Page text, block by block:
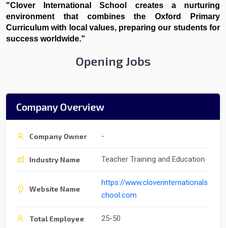
"Clover International School creates a nurturing
environment that combines the Oxford Primary
Curriculum with local values, preparing our students for
success worldwide."
Opening Jobs
Company Overview
Company Owner -
Industry Name Teacher Training and Education
Website Name
https://www.cloverinternationals
chool.com
Total Employee 25-50